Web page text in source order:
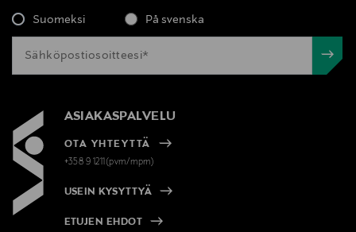
Suomeksi På svenska
ASIAKASPALVELU
OTA YHTEYTTÄ
+358 9 1211(pvm/mpm)
USEIN KYSYTTYÄ
ETUJEN EHDOT